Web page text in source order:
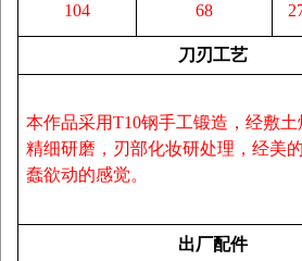
104 68
刀刃工艺
本作品采用T10钢手工锻造，经敷
精细研磨，刃部化妆研处理，经美
蠢欲动的感觉。
出厂配件